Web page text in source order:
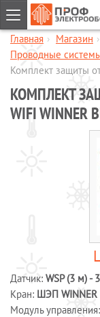
ГЛАВНАЯ
КОМПАНИЯ
УСЛУГИ
ОБЪЕКТЫ
Обогрев кровли и
Обогрев пандусов и
Обогрев
Шкафы управления
Готовые комплекты
водопровода
Обогрев бетона
Главная › Магазин ›
Проводные
Комплект защиты
КОМПЛЕКТ
WIFI WINNER
Датчик: WSP (3 м) -
Кран: ШЭП WINNER
Модуль управления: